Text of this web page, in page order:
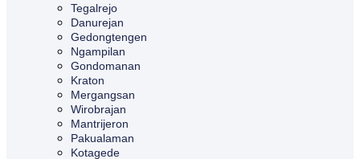
Tegalrejo
Danurejan
Gedongtengen
Ngampilan
Gondomanan
Kraton
Mergangsan
Wirobrajan
Mantrijeron
Pakualaman
Kotagede